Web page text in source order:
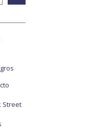
Street